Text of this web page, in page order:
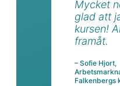
Mycket
glad att
kursen!
framåt.
– Sofie Hjort,
Falkenbergs